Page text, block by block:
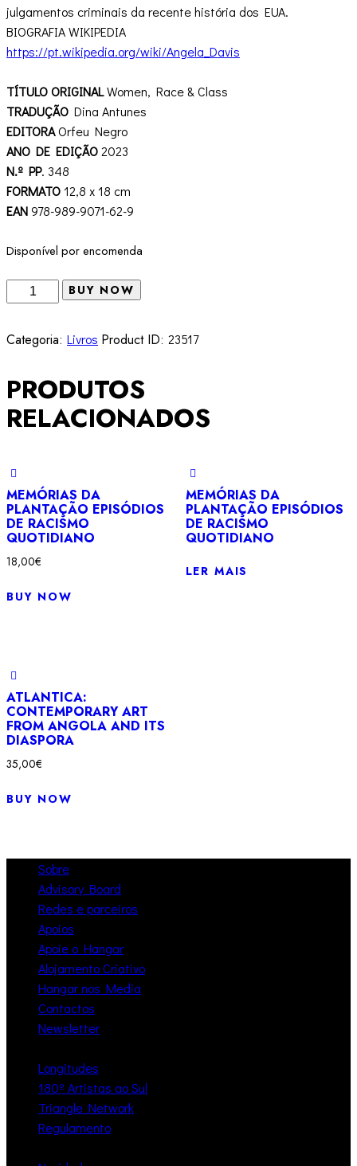
julgamentos criminais da recente história dos EUA.
BIOGRAFIA WIKIPEDIA
https://pt.wikipedia.org/wiki/Angela_Davis
TÍTULO ORIGINALWomen, Race & Class
TRADUÇÃO Dina Antunes
EDITORAOrfeu Negro
ANO DE EDIÇÃO2023
N.º PP. 348
FORMATO12,8 x 18 cm
EAN978-989-9071-62-9
Disponível por encomenda
Quantidade
de
Raça
Classe
Angela
Davis
BUY NOW
Categoria: Livros Product ID: 23517
PRODUTOS
RELACIONADOS
MEMÓRIAS DA
PLANTAÇÃO EPISÓDIOS
DE RACISMO
QUOTIDIANO
18,00€
BUY NOW
MEMÓRIAS DA
PLANTAÇÃO EPISÓDIOS
DE RACISMO
QUOTIDIANO
LER MAIS
ATLANTICA:
CONTEMPORARY ART
FROM ANGOLA AND ITS
DIASPORA
35,00€
BUY NOW
Sobre
Advisory Board
Redes e parceiros
Apoios
Apoie o Hangar
Alojamento Criativo
Hangar nos Media
Contactos
Newsletter
Longitudes
180º Artistas ao Sul
Triangle Network
Regulamento